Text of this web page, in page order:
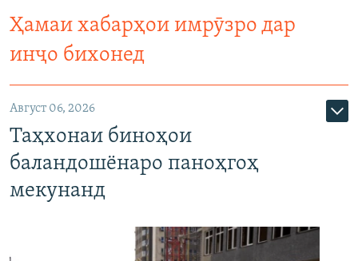
Ҳамаи хабарҳои имрӯзро дар
инҷо бихонед
Август 06, 2026
Таҳхонаи биноҳои
баландошёнаро паноҳгоҳ
мекунанд